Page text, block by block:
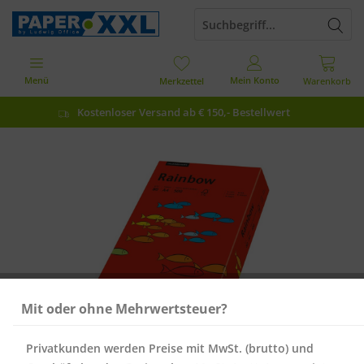
Kostenloser Versand ab € 150,- Bestellwert
Warenkorb
Merkzettel Mein Konto
Menü
Mit oder ohne Mehrwertsteuer?
Privatkunden werden Preise mit MwSt. (brutto) und